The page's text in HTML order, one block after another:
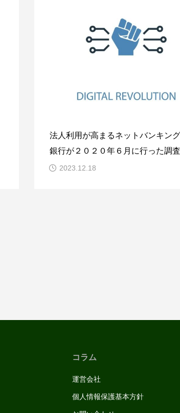
法人利用が高まるネットバンキン
銀行が２０２０年６月に行った調
ると、我が国の法人によるネットバ
2023.12.18
コラム
運営会社
個人情報保護基本方針